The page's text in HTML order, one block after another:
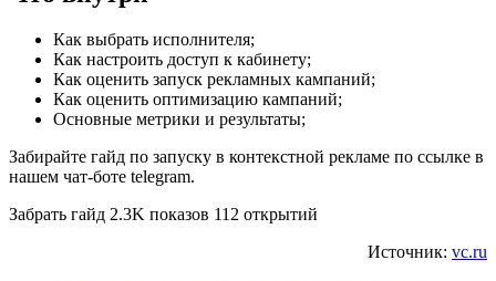
Как выбрать исполнителя;
Как настроить доступ к кабинету;
Как оценить запуск рекламных кампаний;
Как оценить оптимизацию кампаний;
Основные метрики и результаты;
Забирайте гайд по запуску в контекстной рекламе по ссылке в
нашем чат-боте telegram.
Забрать гайд 2.3K показов 112 открытий
Источник: vc.ru